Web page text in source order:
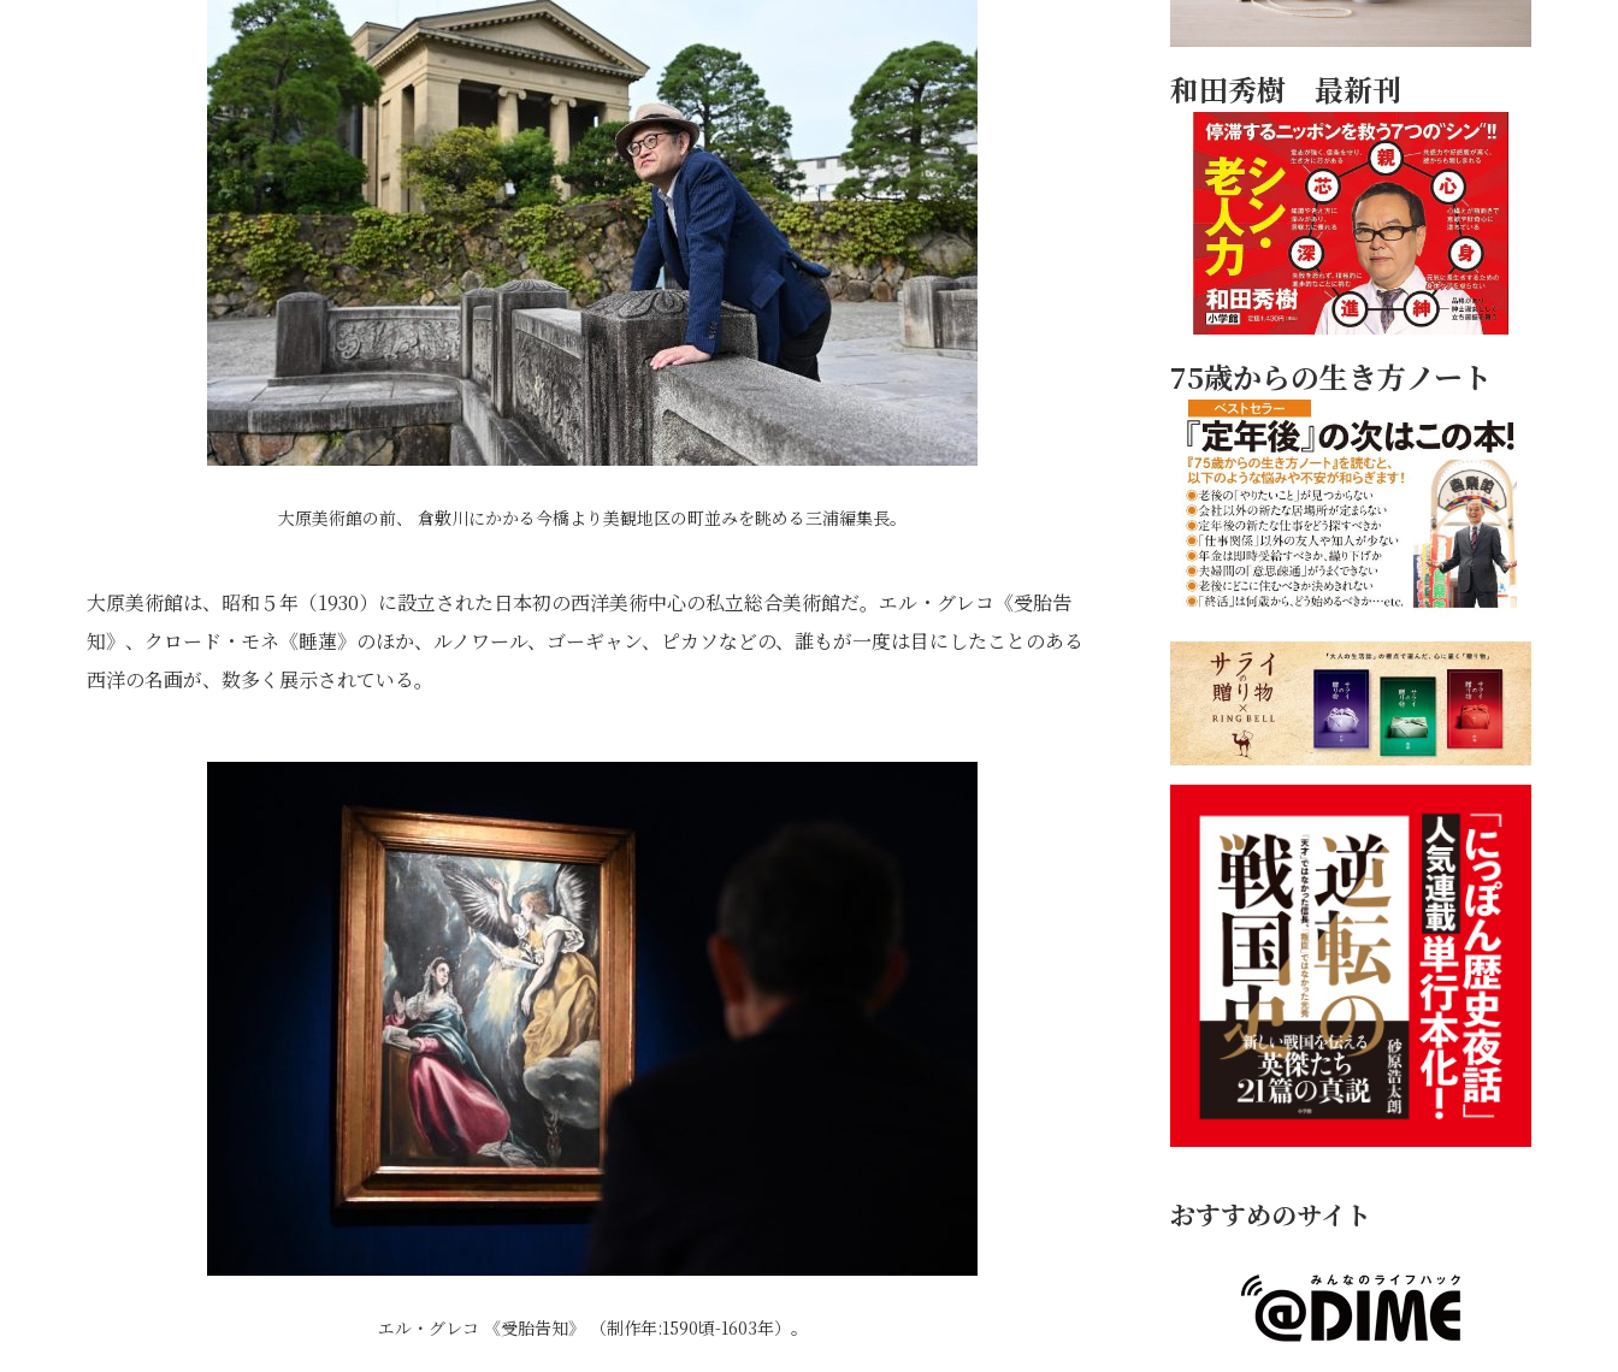
大原美術館の前、 倉敷川にかかる今橋より美観地区の町並みを眺める三浦編集長。
大原美術館は、昭和５年（1930）に設立された日本初の西洋美術中心の私立総合美術館だ。エル・グレコ《受胎告
知》、クロード・モネ《睡蓮》のほか、ルノワール、ゴーギャン、ピカソなどの、誰もが一度は目にしたことのある
西洋の名画が、数多く展示されている。
エル・グレコ 《受胎告知》 （制作年:1590頃-1603年）。
和田秀樹 最新刊
75歳からの生き方ノート
おすすめのサイト